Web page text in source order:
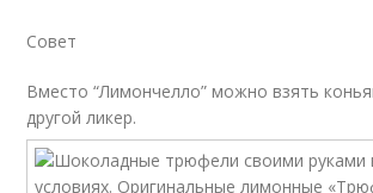
Совет
Вместо “Лимончелло” можно взять
другой ликер.